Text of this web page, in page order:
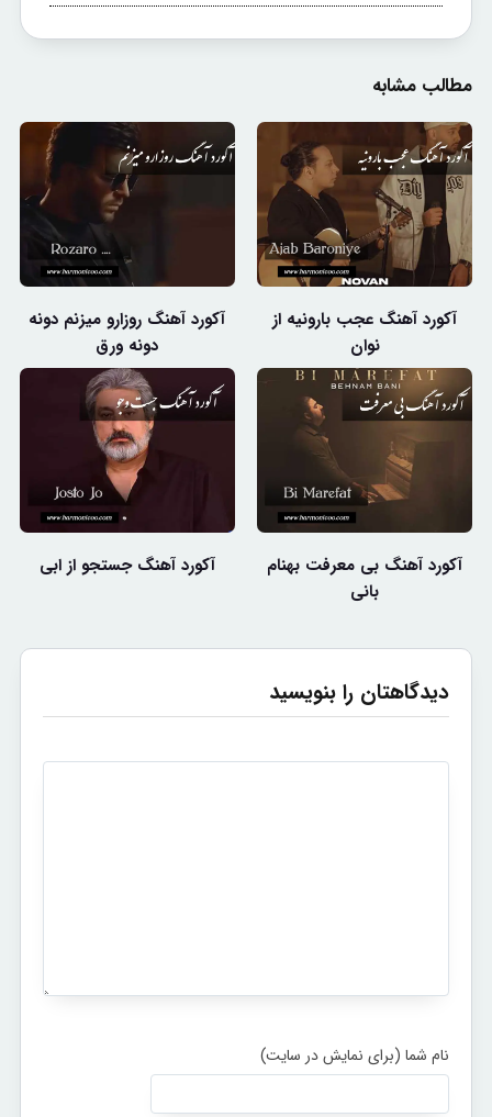
مطالب مشابه
آکورد آهنگ عجب بارونیه از
نوان
آکورد آهنگ روزارو میزنم دونه
دونه ورق
آکورد آهنگ بی معرفت بهنام
بانی
آکورد آهنگ جستجو از ابی
دیدگاهتان را بنویسید